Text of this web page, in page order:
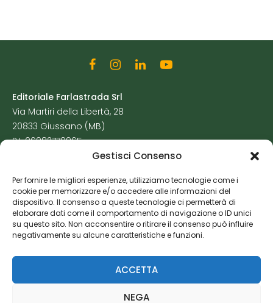
Gestisci Consenso
Per fornire le migliori esperienze, utilizziamo tecnologie come i
cookie per memorizzare e/o accedere alle informazioni del
dispositivo. Il consenso a queste tecnologie ci permetterà di
elaborare dati come il comportamento di navigazione o ID unici
su questo sito. Non acconsentire o ritirare il consenso può influire
negativamente su alcune caratteristiche e funzioni.
ACCETTA
NEGA
Editoriale Farlastrada Srl
Via Martiri della Libertà, 28
20833 Giussano (MB)
P.I. 06982770965
Cookie Policy
Risorse Aggiuntive